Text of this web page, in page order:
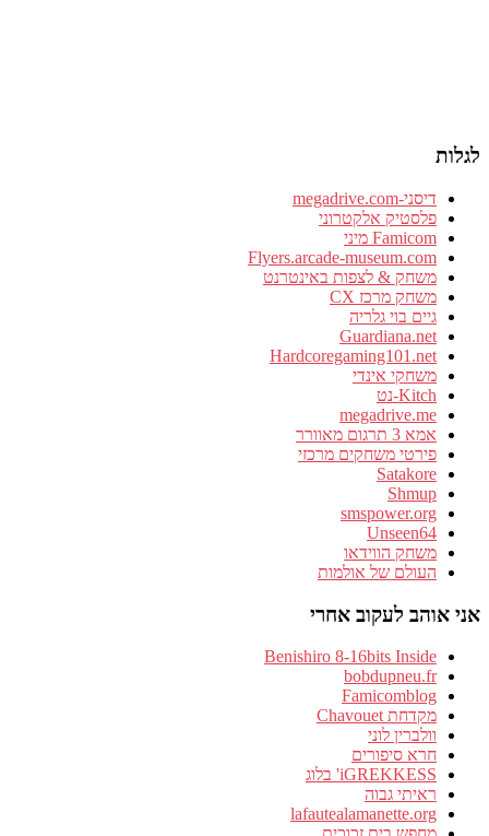
לגלות
דיסני-megadrive.com
פלסטיק אלקטרוני
Famicom מיני
Flyers.arcade-museum.com
משחק & לצפות באינטרנט
משחק מרכז CX
גיים בוי גלריה
Guardiana.net
Hardcoregaming101.net
משחקי אינדי
Kitch-נט
megadrive.me
אמא 3 תרגום מאוורר
פירטי משחקים מרכזי
Satakore
Shmup
smspower.org
Unseen64
משחק הווידאו
העולם של אולמות
אני אוהב לעקוב אחרי
Benishiro 8-16bits Inside
bobdupneu.fr
Famicomblog
מקדחת Chavouet
וולברין לוני
חרא סיפורים
iGREKKESS' בלוג
ראיתי גבוה
lafautealamanette.org